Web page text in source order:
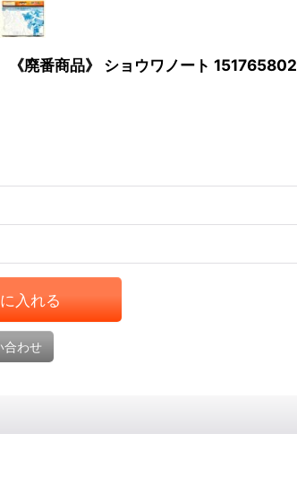
廃番商品》 ショウワノート 151765802
入れる
合わせ